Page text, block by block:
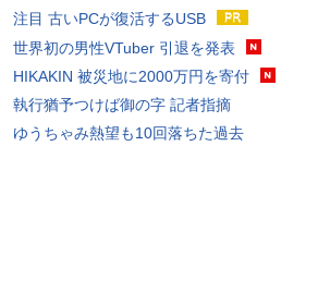
注目 古いPCが復活するUSB
世界初の男性VTuber 引退を発表
HIKAKIN 被災地に2000万円を寄付
執行猶予つけば御の字 記者指摘
ゆうちゃみ熱望も10回落ちた過去